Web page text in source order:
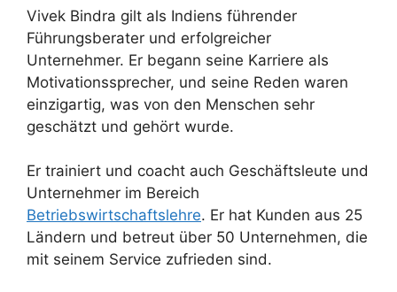
Vivek Bindra gilt als Indiens führender
Führungsberater und erfolgreicher
Unternehmer. Er begann seine Karriere als
Motivationssprecher, und seine Reden waren
einzigartig, was von den Menschen sehr
geschätzt und gehört wurde.
Er trainiert und coacht auch Geschäftsleute und
Unternehmer im Bereich
Betriebswirtschaftslehre. Er hat Kunden aus 25
Ländern und betreut über 50 Unternehmen, die
mit seinem Service zufrieden sind.